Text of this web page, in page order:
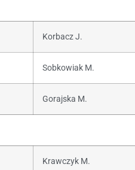
Korbacz J.
Sobkowiak M.
Gorajska M.
Krawczyk M.